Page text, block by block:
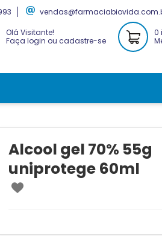
Olá Visitante!
Faça login ou cadastre-se
0
Alcool gel 70% 55g
uniprotege 60ml